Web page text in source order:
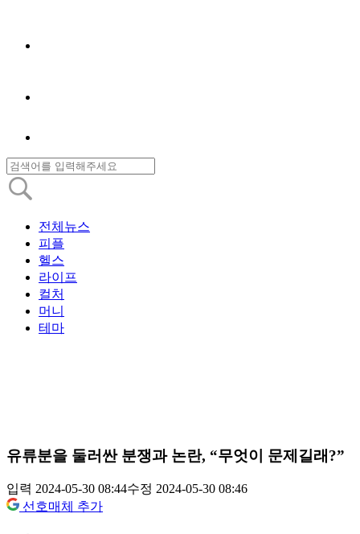
전체뉴스
피플
헬스
라이프
컬처
머니
테마
유류분을 둘러싼 분쟁과 논란, “무엇이 문제길래?”
입력 2024-05-30 08:44수정 2024-05-30 08:46
선호매체 추가